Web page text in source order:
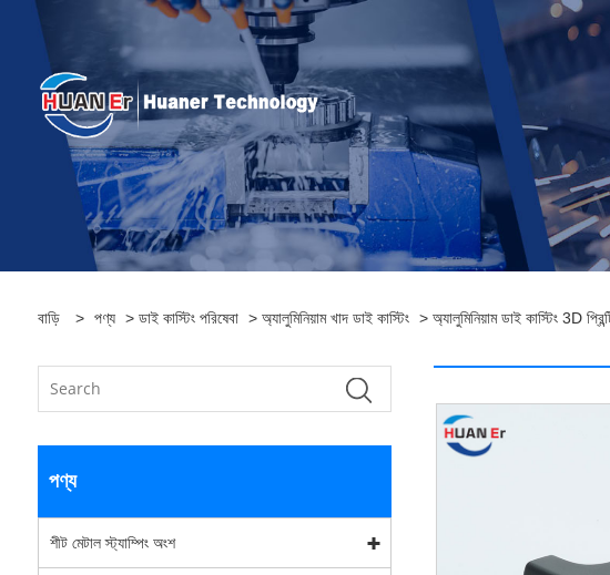
বাড়ি > পণ্য > ডাই কাস্টিং পরিষেবা > অ্যালুমিনিয়াম খাদ ডাই কাস্টিং > অ্যালুমিনিয়াম ডাই কাস্টিং 3D
পণ্য
শীট মেটাল স্ট্যাম্পিং অংশ